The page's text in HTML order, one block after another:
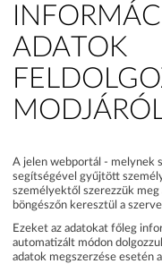
ADATOK
A jelen webportál - melynek
segítségével gyűjtött
személyektől szerezzük meg
böngészőn keresztül a
Ezeket az adatokat főleg
automatizált módon
adatok megszerzése esetén